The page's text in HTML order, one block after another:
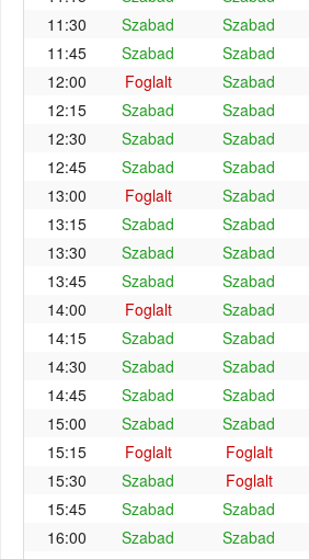
11:30
Szabad Szabad
11:45
Szabad Szabad
12:00
Foglalt Szabad
12:15
Szabad Szabad
12:30
Szabad Szabad
12:45
Szabad Szabad
13:00
Foglalt Szabad
13:15
Szabad Szabad
13:30
Szabad Szabad
13:45
Szabad Szabad
14:00
Foglalt Szabad
14:15
Szabad Szabad
14:30
Szabad Szabad
14:45
Szabad Szabad
15:00
Szabad Szabad
15:15
Foglalt Foglalt
15:30
Szabad Foglalt
15:45
Szabad Szabad
16:00
Szabad Szabad